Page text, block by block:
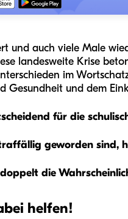
und auch viele Male
landesweite Krise
im
Gesundheit und dem
für die
geworden sind,
die
helfen!